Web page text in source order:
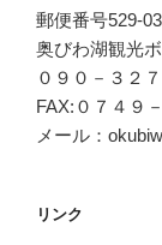
郵便番号529-
奥びわ湖観光
０９０－３２
FAX:０７４９
メール：
リンク